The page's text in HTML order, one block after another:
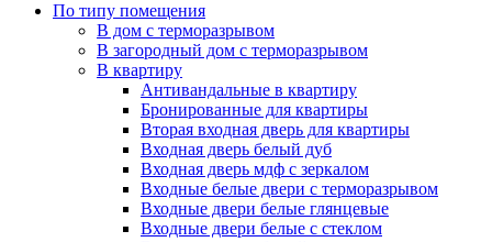
По типу помещения
В дом с терморазрывом
В загородный дом с терморазрывом
В квартиру
Антивандальные в квартиру
Бронированные для квартиры
Вторая входная дверь для квартиры
Входная дверь белый дуб
Входная дверь мдф с зеркалом
Входные белые двери с терморазрывом
Входные двери белые глянцевые
Входные двери белые с стеклом